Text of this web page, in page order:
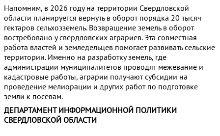
Напомним, в 2026 году на территории Свердловской
области планируется вернуть в оборот порядка 20 тысяч
гектаров сельхозземель. Возвращение земель в оборот
востребовано у свердловских аграриев. Эта совместная
работа властей и земледельцев помогает развивать сельские
территории. Именно на разработку земель, где
администрации муниципалитетов проводят межевание и
кадастровые работы, аграрии получают субсидии на
проведение мелиорации и других работ по подготовке
земли к посевам.
ДЕПАРТАМЕНТ ИНФОРМАЦИОННОЙ ПОЛИТИКИ
СВЕРДЛОВСКОЙ ОБЛАСТИ